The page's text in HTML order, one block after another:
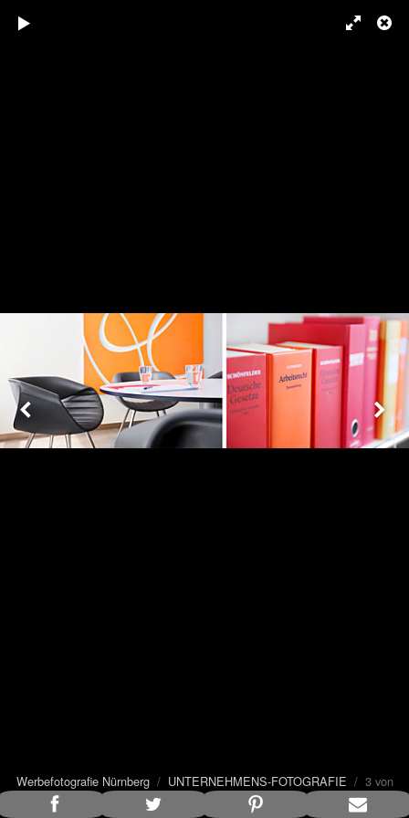
Werbefotografie Nürnberg/ UNTERNEHMENS-FOTOGRAFIE / 3 von
33Bildunterschrift anzeigen